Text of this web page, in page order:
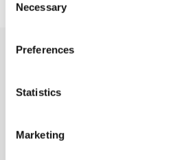
Selection
Necessary
Preferences
Statistics
Marketing